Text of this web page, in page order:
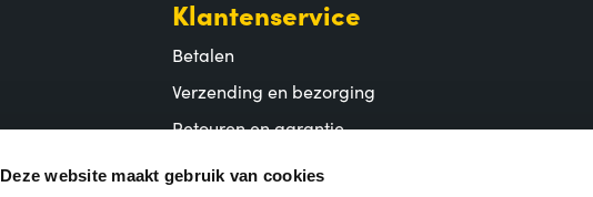
Deze website maakt gebruik van cookies
Klantenservice
Betalen
Verzending en bezorging
Retouren en garantie
Veelgestelde vragen